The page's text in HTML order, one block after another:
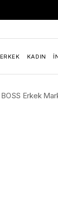
ERKEK KADIN
BOSS Erkek